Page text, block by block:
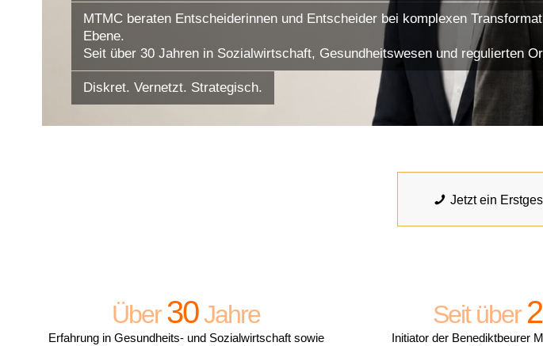
MTMC beraten Entscheiderinnen und Entscheider bei komplexen
Ebene.
Seit über 30 Jahren in Sozialwirtschaft, Gesundheitswesen und regulierten
Diskret. Vernetzt. Strategisch.
Jetzt ein
Über30Jahre
Erfahrung in Gesundheits- und Sozialwirtschaft sowie
Seit über
Initiator der Benediktbeurer